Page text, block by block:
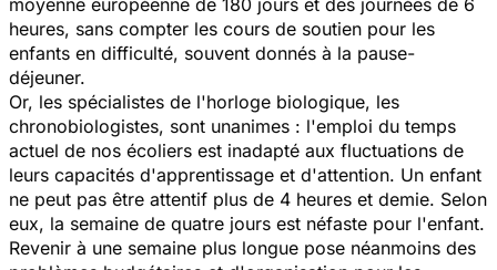
heures, sans compter les cours de soutien pour les
enfants en difficulté, souvent donnés à la pause-
déjeuner.
Or, les spécialistes de l'horloge biologique, les
chronobiologistes, sont unanimes : l'emploi du temps
actuel de nos écoliers est inadapté aux fluctuations de
leurs capacités d'apprentissage et d'attention. Un enfant
ne peut pas être attentif plus de 4 heures et demie. Selon
eux, la semaine de quatre jours est néfaste pour l'enfant.
Revenir à une semaine plus longue pose néanmoins des